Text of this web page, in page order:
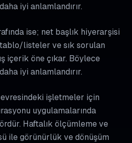
iyi anlamlandırır.
ise; net başlık hiyerarşisi
listeler ve sık sorulan
içerik öne çıkar. Böylece
iyi anlamlandırır.
işletmeler için
uygulamalarında
Haftalık ölçümleme ve
ile görünürlük ve dönüşüm